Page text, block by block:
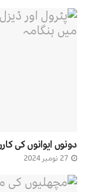
دونوں ایوانوں کی